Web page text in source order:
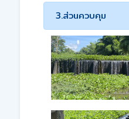
3.ส่วนควบคุม